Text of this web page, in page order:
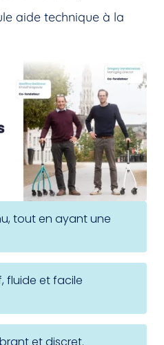
aide technique à la
tout en ayant une
fluide et facile